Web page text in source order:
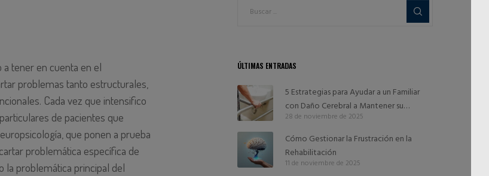
tener en cuenta en el
problemas tanto estructurales,
Cada vez que intensifico
de pacientes que
que ponen a prueba
problemática específica de
la problemática principal del
ÚLTIMAS ENTRADAS
5 Estrategias para Ayudar a un Familiar
con Daño Cerebral a Mantener su
Independencia
28 de noviembre de 2025
Cómo Gestionar la Frustración en la
Rehabilitación
11 de noviembre de 2025